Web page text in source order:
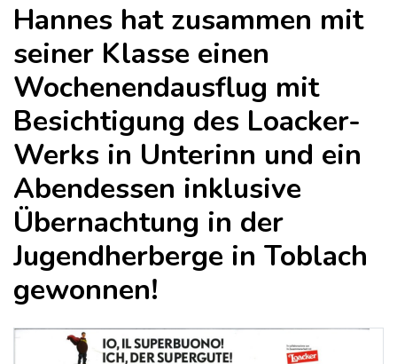
Hannes hat zusammen mit
seiner Klasse einen
Wochenendausflug mit
Besichtigung des Loacker-
Werks in Unterinn und ein
Abendessen inklusive
Übernachtung in der
Jugendherberge in Toblach
gewonnen!